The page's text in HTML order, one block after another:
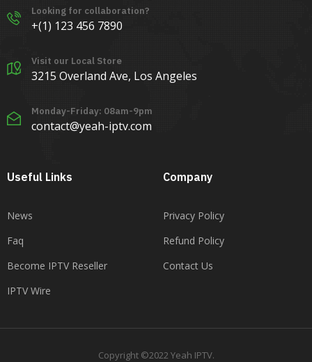
Looking for collaboration?
+(1) 123 456 7890
Visit our Local Store
3215 Overland Ave, Los Angeles
Monday-Friday: 08am-9pm
contact@yeah-iptv.com
Useful Links
News
Faq
Become IPTV Reseller
IPTV Wire
Company
Privacy Policy
Refund Policy
Contact Us
Copyright ©2022 Yeah IPTV.